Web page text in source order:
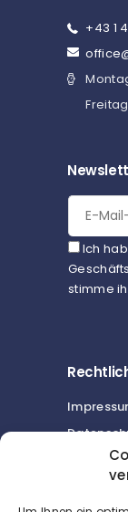
+43 1
Ich
stimme
Cookie-